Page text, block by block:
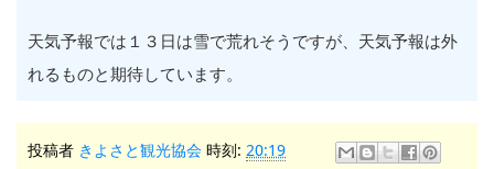
天気予報では１３日は雪で荒れそうですが、天気予報は外
れるものと期待しています。
投稿者 きよさと観光協会 時刻: 20:19